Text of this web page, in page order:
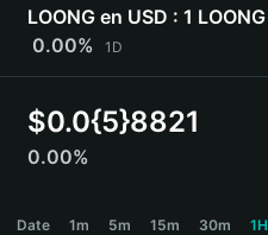
Bahasa Indonesia
ภาษาไทย
हिन्दी
Español
Português (Brasil)
LOONG en USD : 1
0.00%
1D
$0.0{5}8821
0.00%
Date 1m 5m 15m 30m 1H